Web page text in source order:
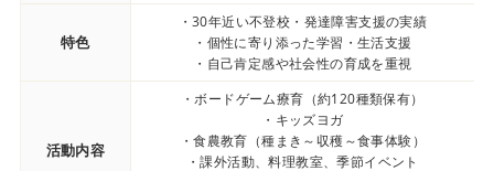
特色
・30年近い不登校・発達障害支援の実績
・個性に寄り添った学習・生活支援
・自己肯定感や社会性の育成を重視
活動内容
・ボードゲーム療育（約120種類保有）
・キッズヨガ
・食農教育（種まき～収穫～食事体験）
・課外活動、料理教室、季節イベント